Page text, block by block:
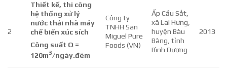
2
Thiết kế, thi công
hệ thống xử lý
nước thải nhà máy
chế biến xúc sích
Công suất Q =
120m3/ngày.đêm
Công ty
TNHH San
Miguel Pure
Foods (VN)
Ấp Cầu Sắt,
xã Lai Hưng,
huyện Bàu
Bàng, tỉnh
Bình Dương
2013